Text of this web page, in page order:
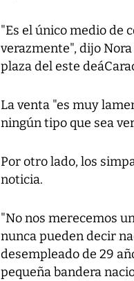
"Es el único medio de
verazmente", dijo
plaza del este
La venta "es muy
ningún tipo que sea
Por otro lado, los
noticia.
"No nos merecemos
nunca pueden decir
desempleado de 29
pequeña bandera